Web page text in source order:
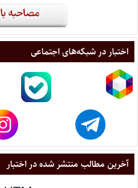
اختبار در شبکه‌های اجتماعی
آخرین مطالب منتشر شده در اختبار